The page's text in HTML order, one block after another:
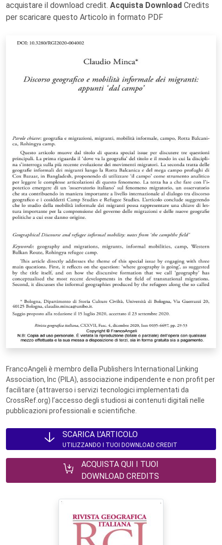
acquistare il download credit. Acquista Download Credits
per scaricare questo Articolo in formato PDF
FrancoAngeli è membro della Publishers International Linking
Association, Inc (PILA), associazione indipendente e non profit per
facilitare (attraverso i servizi tecnologici implementati da
CrossRef.org) l’accesso degli studiosi ai contenuti digitali nelle
pubblicazioni professionali e scientifiche.
SCARICA L'ARTICOLO
UTILIZZANDO I TUOI DOWNLOAD CREDIT
ACQUISTA QUI I TUOI
DOWNLOAD CREDITS